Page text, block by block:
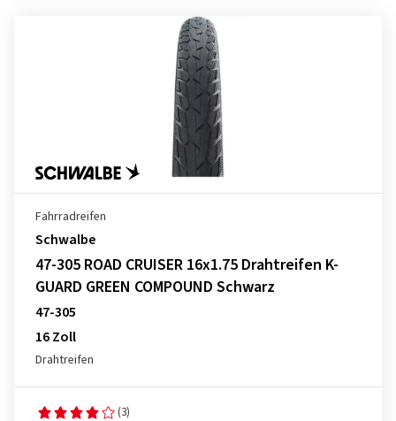
Fahrradreifen
Schwalbe
47-305 ROAD CRUISER 16x1.75 Drahtreifen K-
GUARD GREEN COMPOUND Schwarz
47-305
16 Zoll
Drahtreifen
(3)